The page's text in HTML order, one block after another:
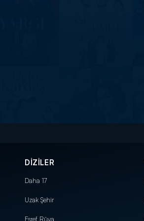
DİZİLER
Daha 17
Uzak Şehir
Eşref Rüya